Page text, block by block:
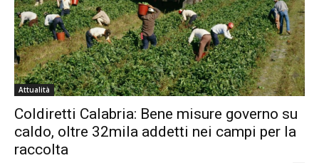
Attualità
Coldiretti Calabria: Bene misure governo su
caldo, oltre 32mila addetti nei campi per la
raccolta